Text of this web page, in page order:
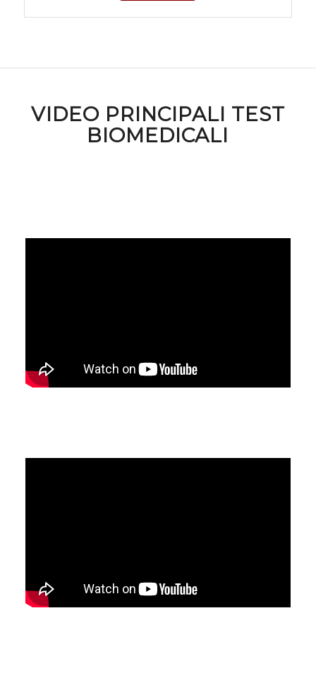
VIDEO PRINCIPALI TEST
BIOMEDICALI